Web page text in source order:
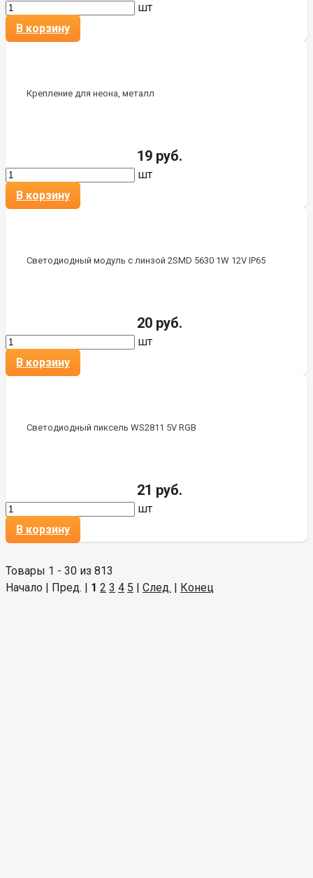
шт
В корзину
Крепление для неона, металл
19 руб.
шт
В корзину
Светодиодный модуль с линзой 2SMD 5630 1W 12V IP65
20 руб.
шт
В корзину
Светодиодный пиксель WS2811 5V RGB
21 руб.
шт
В корзину
Товары 1 - 30 из 813
Начало | Пред. | 1 2 3 4 5 | След. | Конец